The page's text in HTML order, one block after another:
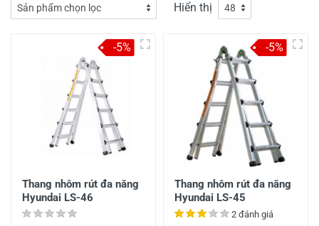
Hiển thị
Thang nhôm rút đa năng
Hyundai LS-46
-5%
Thang nhôm rút đa năng
Hyundai LS-45
2 đánh giá
-5%